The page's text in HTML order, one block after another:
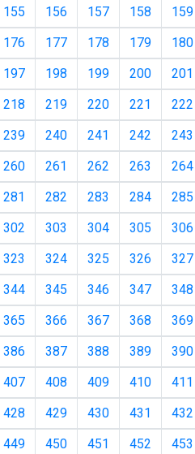
155 156 157 158 159
176 177 178 179 180
197 198 199 200 201
218 219 220 221 222
239 240 241 242 243
260 261 262 263 264
281 282 283 284 285
302 303 304 305 306
323 324 325 326 327
344 345 346 347 348
365 366 367 368 369
386 387 388 389 390
407 408 409 410 411
428 429 430 431 432
449 450 451 452 453